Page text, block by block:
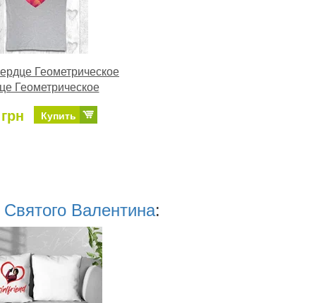
Геометрическое
Геометрическое
Купить
Валентина: